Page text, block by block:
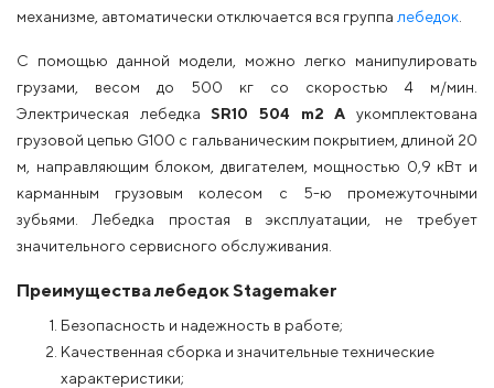
механизме, автоматически отключается вся группа лебедок
С помощью данной модели, можно легко манипулировать
грузами, весом до 500 кг со скоростью 4 м/мин.
Электрическая лебедкаSR10 504 m2 A укомплектована
грузовой цепью G100 с гальваническим покрытием, длиной 20
м, направляющим блоком, двигателем, мощностью 0,9 кВт и
карманным грузовым колесом с 5-ю промежуточными
зубьями. Лебедка простая в эксплуатации, не требует
значительного сервисного обслуживания.
Преимущества лебедок Stagemaker
Безопасность и надежность в работе;
Качественная сборка и значительные технические
характеристики;